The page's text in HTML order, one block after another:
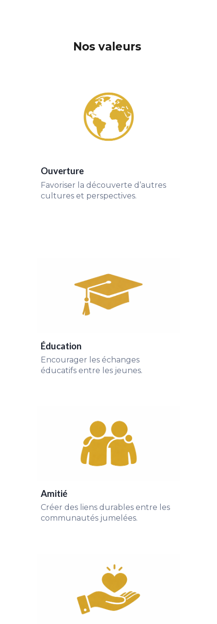
Nos valeurs
Ouverture
Favoriser la découverte d’autres
cultures et perspectives.
Éducation
Encourager les échanges
éducatifs entre les jeunes.
Amitié
Créer des liens durables entre les
communautés jumelées.